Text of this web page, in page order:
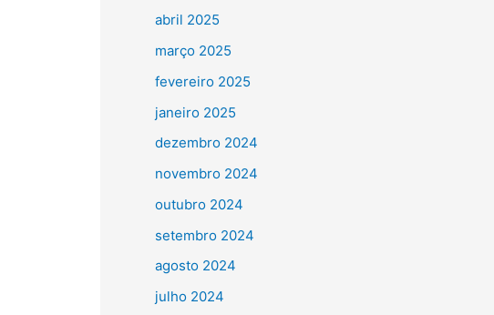
abril 2025
março 2025
fevereiro 2025
janeiro 2025
dezembro 2024
novembro 2024
outubro 2024
setembro 2024
agosto 2024
julho 2024